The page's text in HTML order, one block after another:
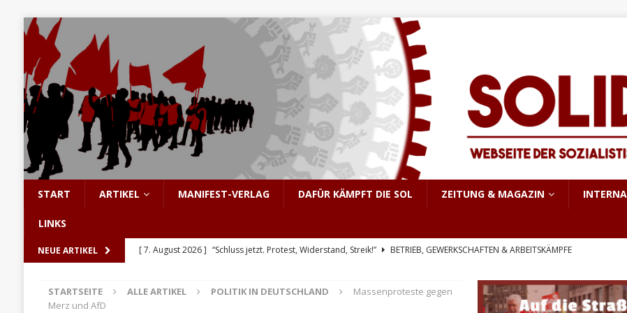
START ARTIKEL MANIFEST-VERLAG DAFÜR KÄMPFT DIE SOL ZEITUNG & MAGAZIN
LINKS
NEUE ARTIKEL [ 7. August 2026 ] “Schluss jetzt. Protest, Widerstand, Streik!”
BETRIEB, GEWERKSCHAFTEN & ARBEITSKÄMPFE
[ 5. August 2026 ]
Hinter den Barrikaden: Der Aufstand im pakistanisch verwalteten Kaschmir
INTERNATIONALES
STARTSEITE ALLE ARTIKEL POLITIK IN DEUTSCHLAND
Massenproteste gegen
Merz und AfD